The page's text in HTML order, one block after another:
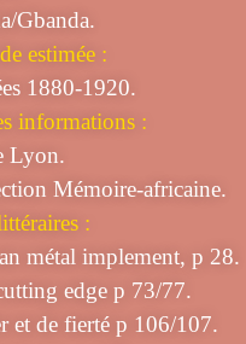
Gbanda.
estimée :
1880-1920.
informations :
Lyon.
Mémoire-africaine.
:
métal implement, p 28.
edge p 73/77.
et de fierté p 106/107.